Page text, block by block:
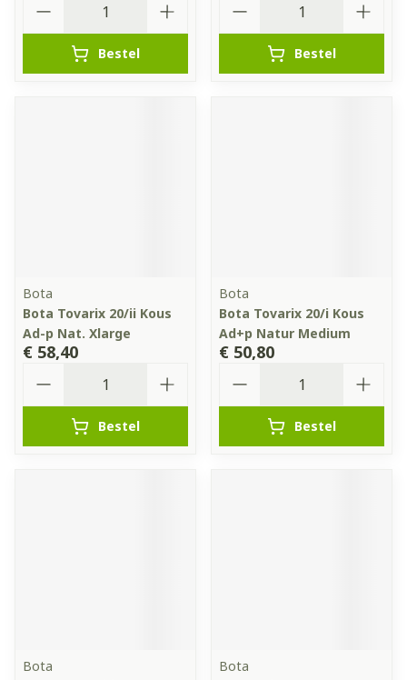
Bestel Bestel
Bota
Bota Tovarix 20/ii Kous
Ad-p Nat. Xlarge
€ 58,40
Bestel
Bota
Bota Tovarix 20/i Kous
Ad+p Natur Medium
€ 50,80
Bestel
Bota
Bota